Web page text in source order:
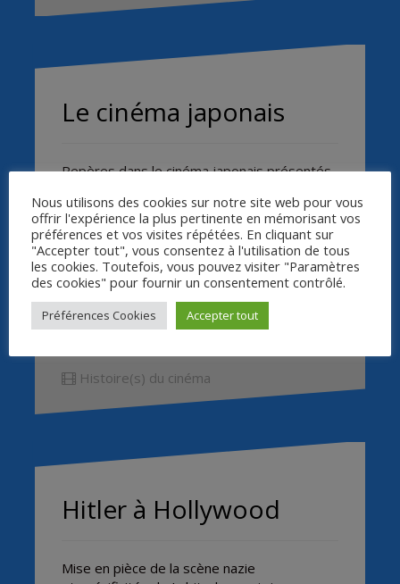
Le cinéma japonais
Repères dans le cinéma japonais présentés
QUELQUES REPÈRES DANS LE CINÉMA
JAPONAIS – Partie 1/2 – Jean-Claude Brun
QUELQUES REPÈRES DANS LE CINÉMA
JAPONAIS – Partie 2/2 – Jean-Claude Brun
Histoire(s) du cinéma
Hitler à Hollywood
Mise en pièce de la scène nazie
Nous utilisons des cookies sur notre site web pour vous
offrir l'expérience la plus pertinente en mémorisant vos
préférences et vos visites répétées. En cliquant sur
"Accepter tout", vous consentez à l'utilisation de tous
les cookies. Toutefois, vous pouvez visiter "Paramètres
des cookies" pour fournir un consentement contrôlé.
Préférences Cookies Accepter tout